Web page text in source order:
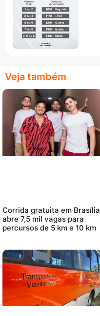
Veja também
Corrida gratuita em Brasília
abre 7,5 mil vagas para
percursos de 5 km e 10 km